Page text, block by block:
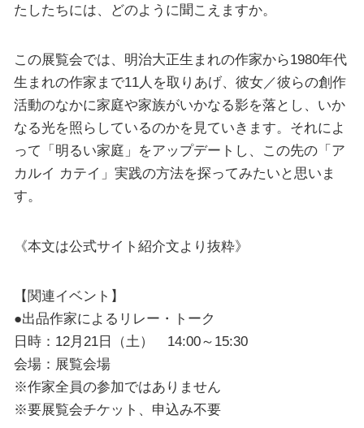
たしたちには、どのように聞こえますか。
この展覧会では、明治大正生まれの作家から1980年代
生まれの作家まで11人を取りあげ、彼女／彼らの創作
活動のなかに家庭や家族がいかなる影を落とし、いか
なる光を照らしているのかを見ていきます。それによ
って「明るい家庭」をアップデートし、この先の「ア
カルイ カテイ」実践の方法を探ってみたいと思いま
す。
《本文は公式サイト紹介文より抜粋》
【関連イベント】
●出品作家によるリレー・トーク
日時：12月21日（土） 14:00～15:30
会場：展覧会場
※作家全員の参加ではありません
※要展覧会チケット、申込み不要